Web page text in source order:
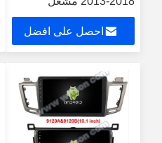
الوسائط المتعددة
للسيارات الروبوت
احصل على افضل